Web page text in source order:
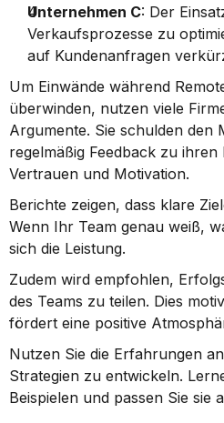
Unternehmen C: Der
Verkaufsprozesse zu
auf Kundenanfragen
Um Einwände während
überwinden, nutzen viele
Argumente. Sie schulden den
regelmäßig Feedback zu
Vertrauen und Motivation.
Berichte zeigen, dass klare
Wenn Ihr Team genau weiß,
sich die Leistung.
Zudem wird empfohlen,
des Teams zu teilen. Dies
fördert eine positive
Nutzen Sie die Erfahrungen
Strategien zu entwickeln.
Beispielen und passen Sie sie